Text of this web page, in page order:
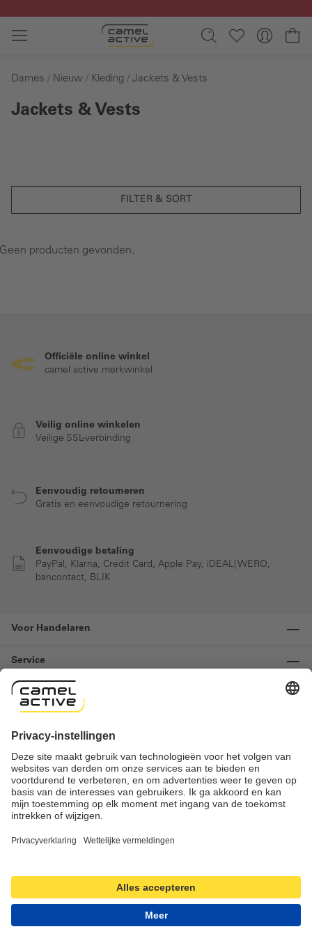
Ga naar de hoofdinhoud
Dames Nieuw Kleding Jackets & Vests
Jackets & Vests
FILTER & SORT
producten gevonden.
Officiële online winkel
camel active merkwinkel
Veilig online winkelen
Veilige SSL-verbinding
Eenvoudig retourneren
Gratis en eenvoudige retournering
Eenvoudige betaling
PayPal, Klarna, Credit Card, Apple Pay, iDEAL| WERO,
bancontact, BLIK
Voor Handelaren
Service
Informatie
Important links
Herroeping